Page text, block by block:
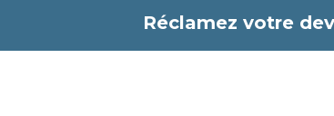
contenu
Réclamez votre